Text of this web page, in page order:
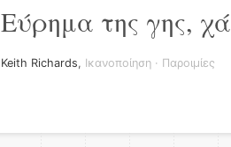
Εύρημα της γης,
Keith Richards, Ικανοποίηση · Παροιμίες